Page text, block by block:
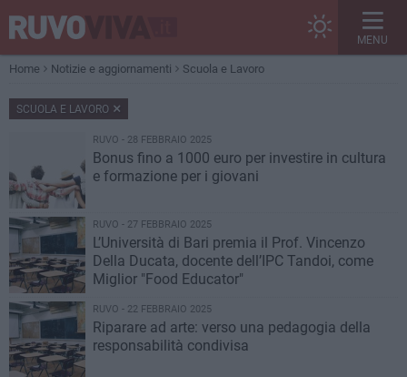
MENU
Home Notizie e aggiornamenti Scuola e Lavoro
SCUOLA E LAVORO
RUVO - 28 FEBBRAIO 2025
Bonus fino a 1000 euro per investire in cultura
e formazione per i giovani
RUVO - 27 FEBBRAIO 2025
L’Università di Bari premia il Prof. Vincenzo
Della Ducata, docente dell’IPC Tandoi, come
Miglior "Food Educator"
RUVO - 22 FEBBRAIO 2025
Riparare ad arte: verso una pedagogia della
responsabilità condivisa